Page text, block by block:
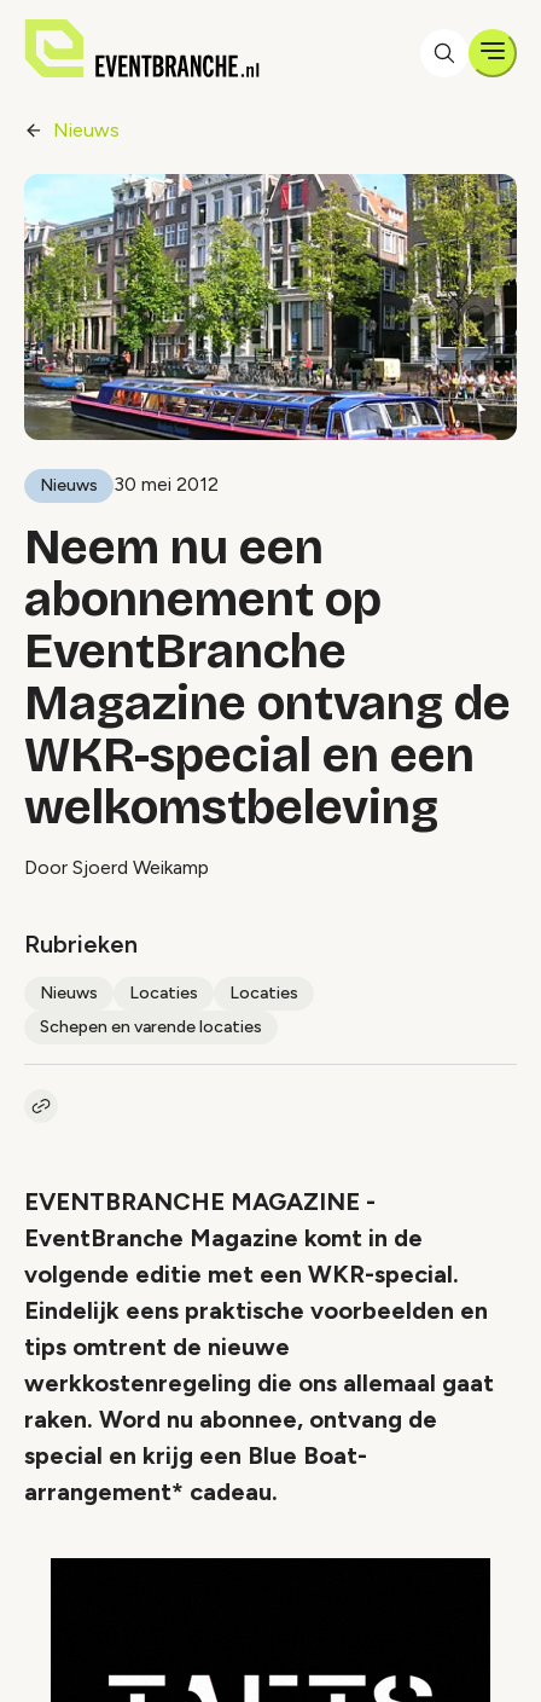
Nieuws
Nieuws 30 mei 2012
Neem nu een
abonnement op
EventBranche
Magazine ontvang de
WKR-special en een
welkomstbeleving
Door Sjoerd Weikamp
Rubrieken
Nieuws Locaties
Locaties
Schepen en varende locaties
Kopieer link naar artikel
EVENTBRANCHE MAGAZINE -
EventBranche Magazine komt in de
volgende editie met een WKR-special.
Eindelijk eens praktische voorbeelden en
tips omtrent de nieuwe
werkkostenregeling die ons allemaal gaat
raken. Word nu abonnee, ontvang de
special en krijg een Blue Boat-
arrangement* cadeau.